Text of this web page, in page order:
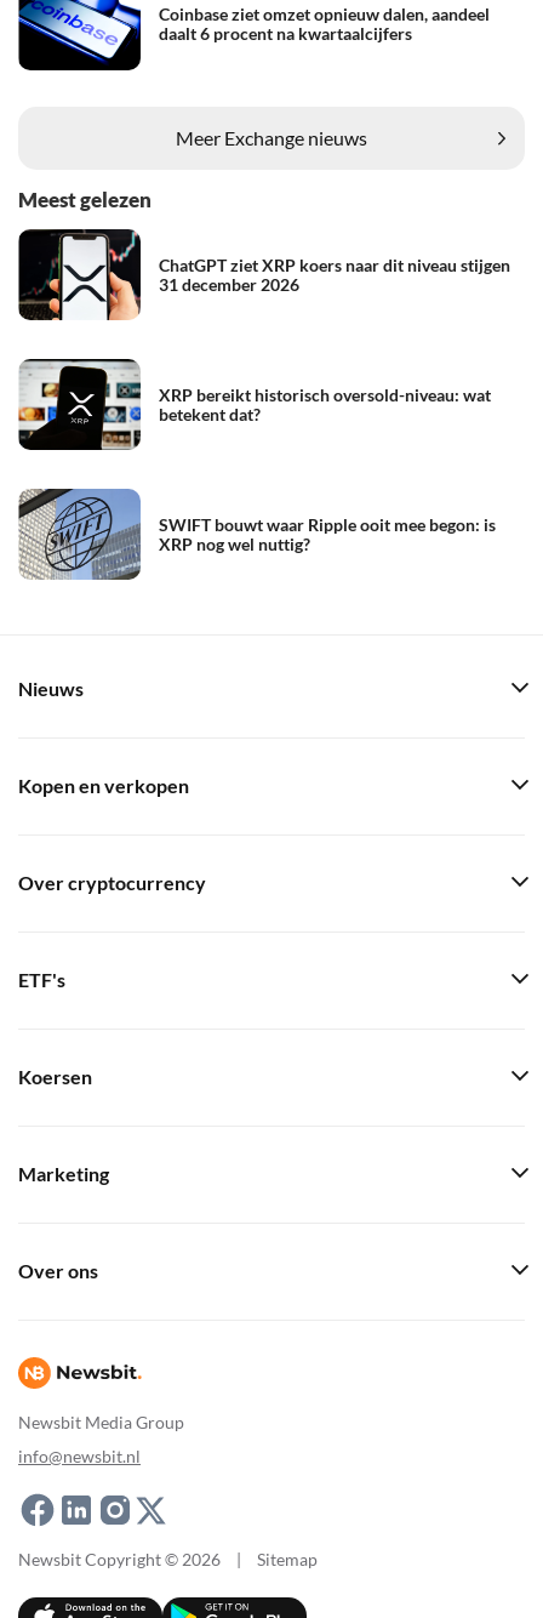
Coinbase ziet omzet opnieuw dalen, aandeel
daalt 6 procent na kwartaalcijfers
Meer Exchange nieuws
Meest gelezen
ChatGPT ziet XRP koers naar dit niveau stijgen
31 december 2026
XRP bereikt historisch oversold-niveau: wat
betekent dat?
SWIFT bouwt waar Ripple ooit mee begon: is
XRP nog wel nuttig?
Newsbit Media Group
info@newsbit.nl
Nieuws
Kopen en verkopen
Over cryptocurrency
ETF's
Koersen
Marketing
Over ons
Newsbit Copyright © 2026 | Sitemap